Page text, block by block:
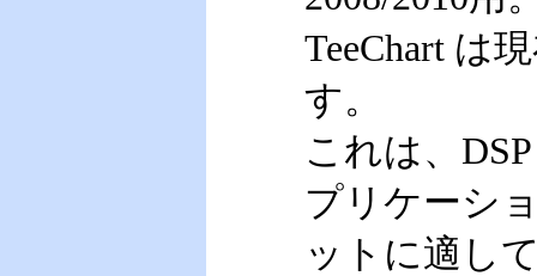
TeeChart は
す。
これは、
プリケーシ
ットに適し